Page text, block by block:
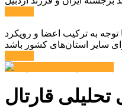
به ترکیب اعضا و رویکرد
تحلیلی قارتال